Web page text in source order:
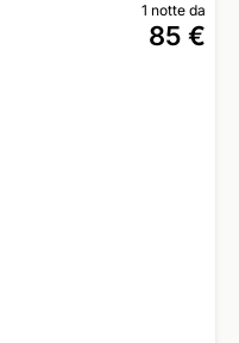
1 notte da
85 €